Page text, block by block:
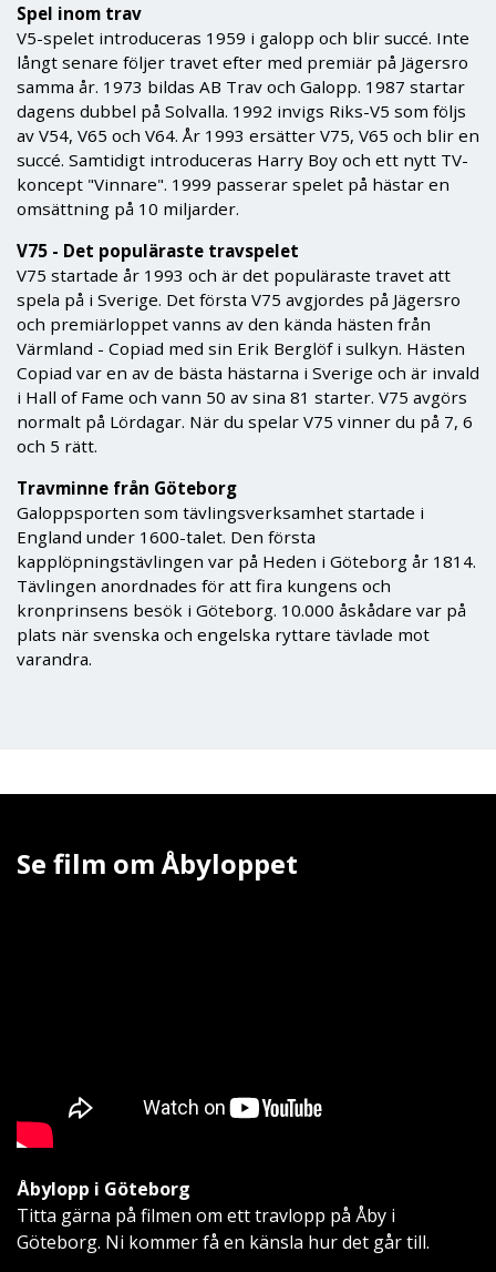
Spel inom trav
V5-spelet introduceras 1959 i galopp och blir succé. Inte
långt senare följer travet efter med premiär på Jägersro
samma år. 1973 bildas AB Trav och Galopp. 1987 startar
dagens dubbel på Solvalla. 1992 invigs Riks-V5 som följs
av V54, V65 och V64. År 1993 ersätter V75, V65 och blir en
succé. Samtidigt introduceras Harry Boy och ett nytt TV-
koncept "Vinnare". 1999 passerar spelet på hästar en
omsättning på 10 miljarder.
V75 - Det populäraste travspelet
V75 startade år 1993 och är det populäraste travet att
spela på i Sverige. Det första V75 avgjordes på Jägersro
och premiärloppet vanns av den kända hästen från
Värmland - Copiad med sin Erik Berglöf i sulkyn. Hästen
Copiad var en av de bästa hästarna i Sverige och är invald
i Hall of Fame och vann 50 av sina 81 starter. V75 avgörs
normalt på Lördagar. När du spelar V75 vinner du på 7, 6
och 5 rätt.
Travminne från Göteborg
Galoppsporten som tävlingsverksamhet startade i
England under 1600-talet. Den första
kapplöpningstävlingen var på Heden i Göteborg år 1814.
Tävlingen anordnades för att fira kungens och
kronprinsens besök i Göteborg. 10.000 åskådare var på
plats när svenska och engelska ryttare tävlade mot
varandra.
Se film om Åbyloppet
Åbylopp i Göteborg
Titta gärna på filmen om ett travlopp på Åby i
Göteborg. Ni kommer få en känsla hur det går till.